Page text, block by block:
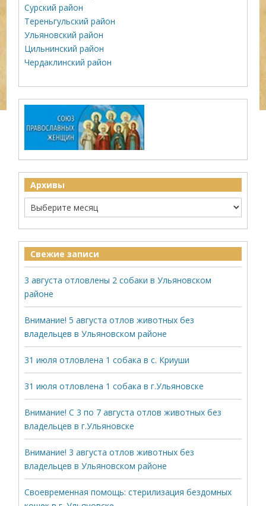
Сурский район
Тереньгульский район
Ульяновский район
Цильнинский район
Чердаклинский район
Архивы
Свежие записи
3 августа отловлены 2 собаки в Ульяновском
районе
Внимание! 5 августа отлов животных без
владельцев в Ульяновском районе
31 июля отловлена 1 собака в с. Криуши
31 июля отловлена 1 собака в г.Ульяновске
Внимание! С 3 по 7 августа отлов животных без
владельцев в г.Ульяновске
Внимание! 3 августа отлов животных без
владельцев в Ульяновском районе
Своевременная помощь: стерилизация бездомных